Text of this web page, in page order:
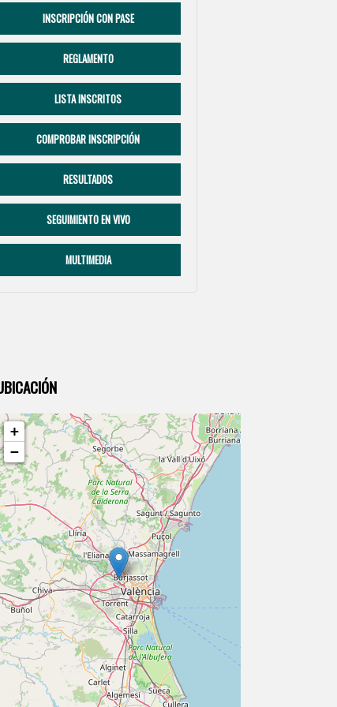
INSCRIPCIÓN CON PASE
REGLAMENTO
LISTA INSCRITOS
COMPROBAR INSCRIPCIÓN
RESULTADOS
SEGUIMIENTO EN VIVO
MULTIMEDIA
+
−